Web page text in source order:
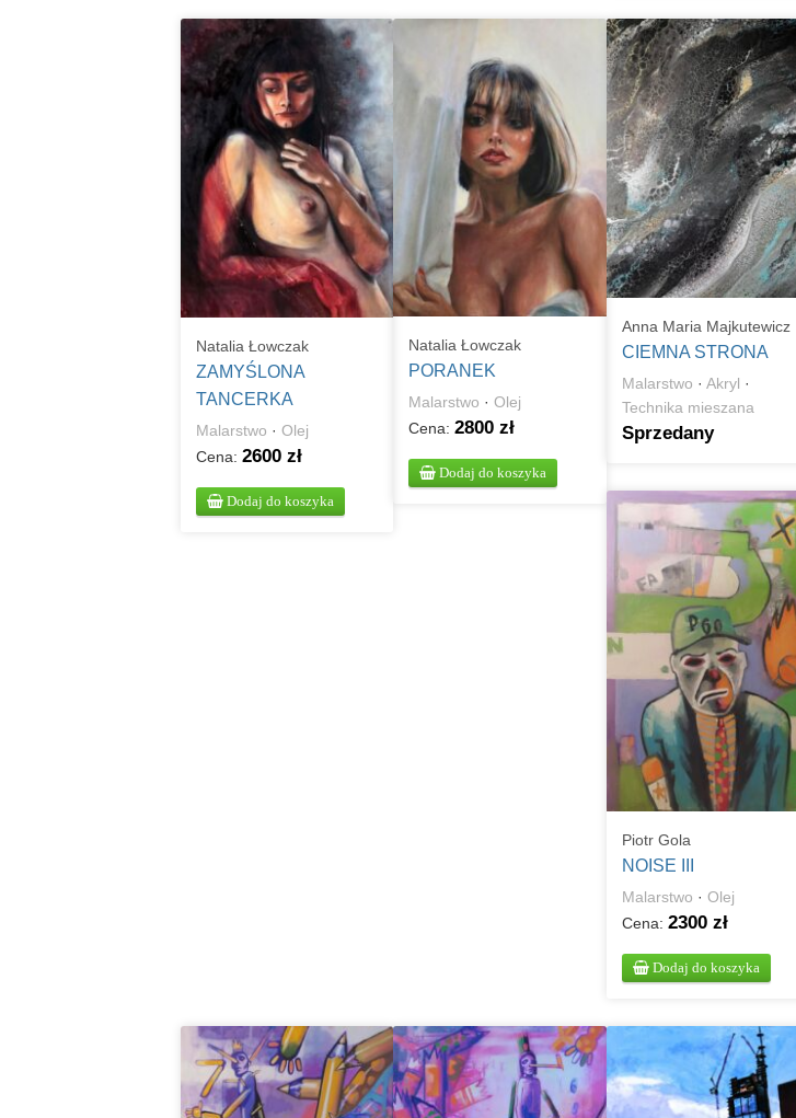
Natalia Łowczak
ZAMYŚLONA
TANCERKA
Malarstwo · Olej
Cena: 2600 zł
Dodaj do koszyka
Natalia Łowczak
PORANEK
Malarstwo ·Olej
Cena:2800 zł
Dodaj do koszyka
Anna Maria Majkutewicz
CIEMNA STRONA
Malarstwo ·Akryl ·
Technika mieszana
Sprzedany
Piotr Gola
NOISE III
Malarstwo ·Olej
Cena:2300 zł
Dodaj do koszyka